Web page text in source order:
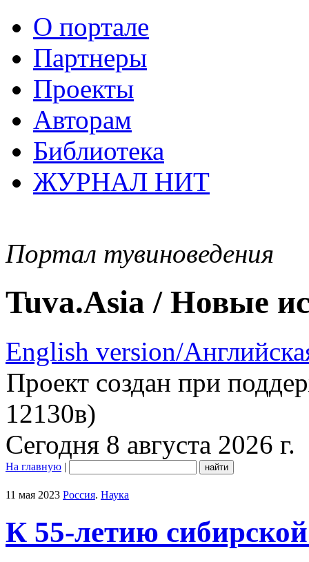
О портале
Партнеры
Проекты
Авторам
Библиотека
ЖУРНАЛ НИТ
Портал тувиноведения
Tuva.Asia / Новые
English version/
Проект создан при
12130в)
Сегодня 8 августа 2026 г.
На главную |
11 мая 2023 Россия. Наука
К 55-летию